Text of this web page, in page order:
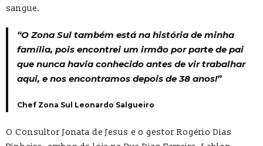
sangue.
“O Zona Sul também está na história de minha
família, pois encontrei um irmão por parte de pai
que nunca havia conhecido antes de vir trabalhar
aqui, e nos encontramos depois de 38 anos!”
Chef Zona Sul Leonardo Salgueiro
O Consultor Jonata de Jesus e o gestor Rogério Dias